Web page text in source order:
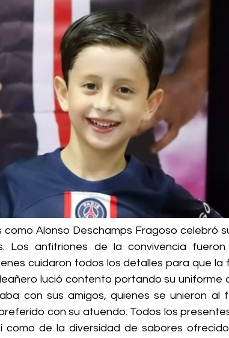
Alonso Deschamps Fragoso celebró
Los anfitriones de la convivencia fueron
cuidaron todos los detalles para que la
lució contento portando su uniforme
con sus amigos, quienes se unieron al
con su atuendo. Todos los
como de la diversidad de sabores